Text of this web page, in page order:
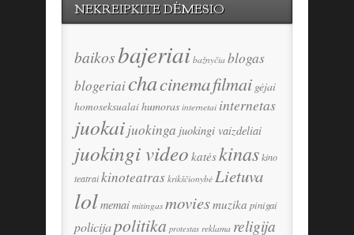
NEKREIPKITE DĖMESIO
baikosbajeriai bažnyčia blogas
blogeriaichacinemafilmai gėjai
homoseksualaihumoras internetai internetas
juokaijuokinga juokingi vaizdeliai
juokingi video katėskinaskino
teatraikinoteatras krikščionybė Lietuva
lolmemai mitingas moviesmuzika pinigai
policijapolitika protestas reklama religija